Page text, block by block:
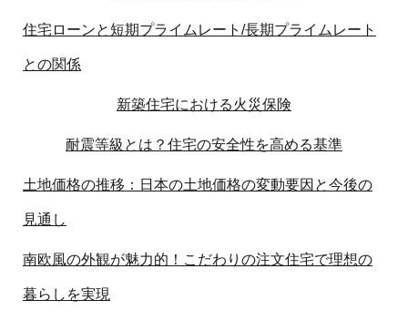
住宅ローンと短期プライムレート/長期プライムレート
との関係
新築住宅における火災保険
耐震等級とは？住宅の安全性を高める基準
土地価格の推移：日本の土地価格の変動要因と今後の
見通し
南欧風の外観が魅力的！こだわりの注文住宅で理想の
暮らしを実現